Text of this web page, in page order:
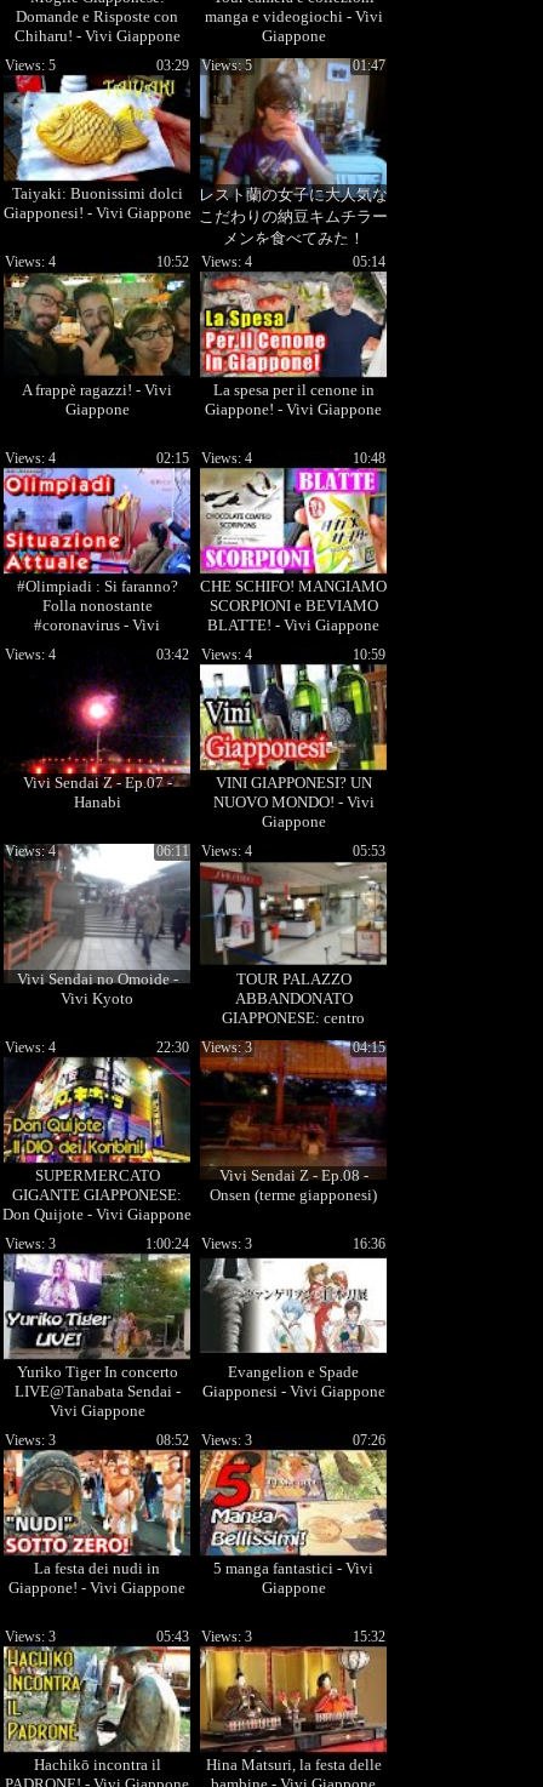
Domande e Risposte con
Chiharu! - Vivi Giappone
manga e videogiochi - Vivi
Giappone
Taiyaki: Buonissimi dolci
Giapponesi! - Vivi Giappone
03:29
Views: 5
レスト蘭の女子に大人気な
こだわりの納豆キムチラー
メンを食べてみた！
01:47
Views: 5
A frappè ragazzi! - Vivi
Giappone
10:52
Views: 4
La spesa per il cenone in
Giappone! - Vivi Giappone
05:14
Views: 4
#Olimpiadi : Si faranno?
Folla nonostante
#coronavirus - Vivi
02:15
Views: 4
CHE SCHIFO! MANGIAMO
SCORPIONI e BEVIAMO
BLATTE! - Vivi Giappone
10:48
Views: 4
Vivi Sendai Z - Ep.07 -
Hanabi
03:42
Views: 4
VINI GIAPPONESI? UN
NUOVO MONDO! - Vivi
Giappone
10:59
Views: 4
Vivi Sendai no Omoide -
Vivi Kyoto
06:11
Views: 4
TOUR PALAZZO
ABBANDONATO
GIAPPONESE: centro
commerciale - Vivi
Giappone
05:53
Views: 4
SUPERMERCATO
GIGANTE GIAPPONESE:
Don Quijote - Vivi Giappone
22:30
Views: 4
Vivi Sendai Z - Ep.08 -
Onsen (terme giapponesi)
04:15
Views: 3
Yuriko Tiger In concerto
LIVE@Tanabata Sendai -
Vivi Giappone
@YurikoTiger
1:00:24
Views: 3
Evangelion e Spade
Giapponesi - Vivi Giappone
16:36
Views: 3
La festa dei nudi in
Giappone! - Vivi Giappone
08:52
Views: 3
5 manga fantastici - Vivi
Giappone
07:26
Views: 3
Hachikō incontra il
05:43
Views: 3
Hina Matsuri, la festa delle
15:32
Views: 3